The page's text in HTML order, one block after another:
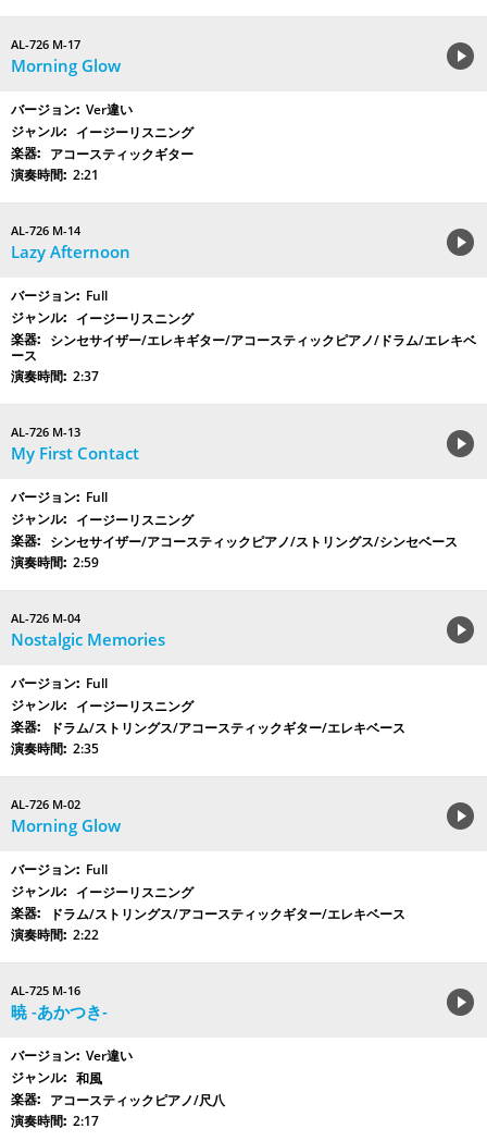
AL-726 M-17
Morning Glow
Ver違い
イージーリスニング
アコースティックギター
2:21
AL-726 M-14
Lazy Afternoon
Full
イージーリスニング
シンセサイザー/エレキギター/アコースティックピアノ/ドラム/エレキベ
ース
2:37
AL-726 M-13
My First Contact
Full
イージーリスニング
シンセサイザー/アコースティックピアノ/ストリングス/シンセベース
2:59
AL-726 M-04
Nostalgic Memories
Full
イージーリスニング
ドラム/ストリングス/アコースティックギター/エレキベース
2:35
AL-726 M-02
Morning Glow
Full
イージーリスニング
ドラム/ストリングス/アコースティックギター/エレキベース
2:22
AL-725 M-16
暁 -あかつき-
Ver違い
和風
アコースティックピアノ/尺八
2:17